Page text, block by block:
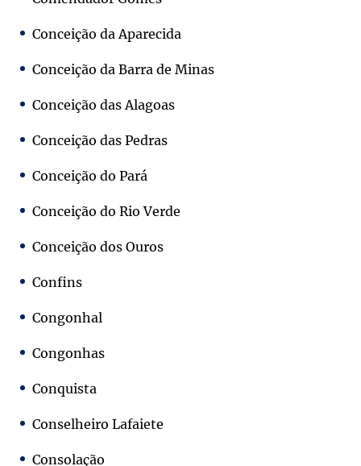
Conceição da Aparecida
Conceição da Barra de Minas
Conceição das Alagoas
Conceição das Pedras
Conceição do Pará
Conceição do Rio Verde
Conceição dos Ouros
Confins
Congonhal
Congonhas
Conquista
Conselheiro Lafaiete
Consolação